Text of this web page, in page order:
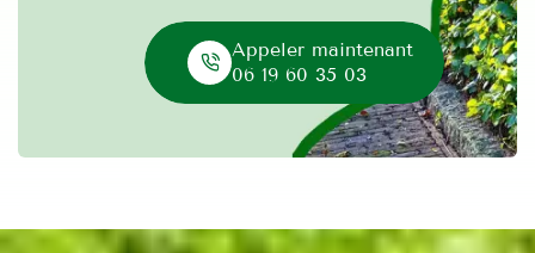
Appeler maintenant
06 19 60 35 03